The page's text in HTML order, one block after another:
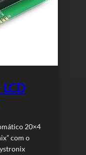
20×4
com o